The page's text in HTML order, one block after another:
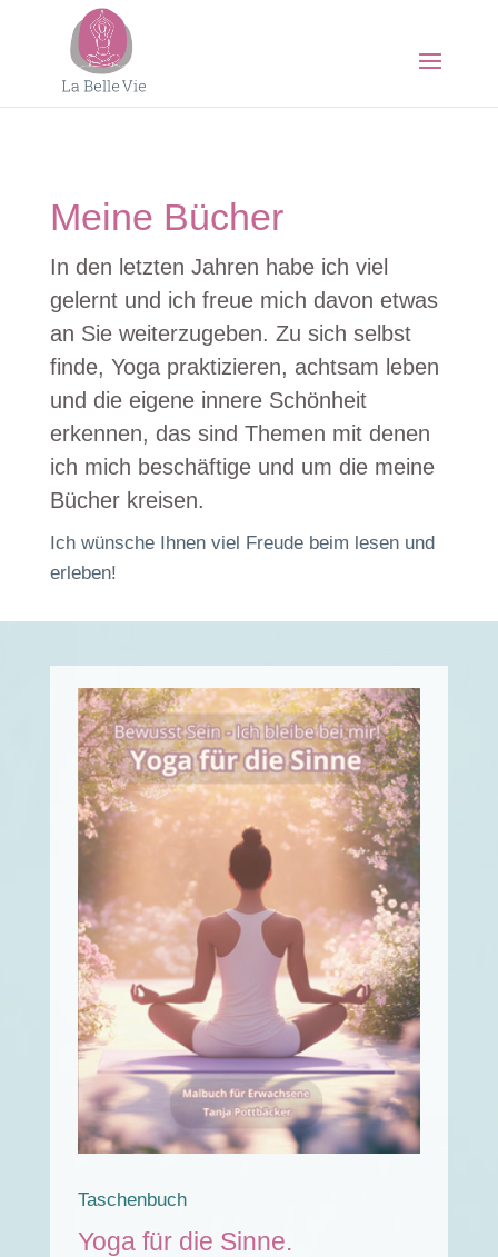
Meine Bücher
In den letzten Jahren habe ich viel
gelernt und ich freue mich davon etwas
an Sie weiterzugeben. Zu sich selbst
finde, Yoga praktizieren, achtsam leben
und die eigene innere Schönheit
erkennen, das sind Themen mit denen
ich mich beschäftige und um die meine
Bücher kreisen.
Ich wünsche Ihnen viel Freude beim lesen und
erleben!
Taschenbuch
Yoga für die Sinne.